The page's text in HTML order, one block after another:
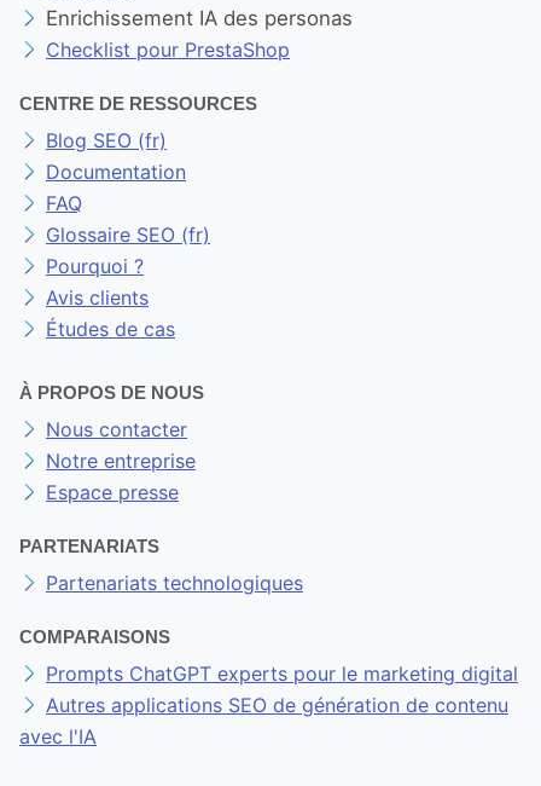
Enrichissement IA des personas
Checklist pour PrestaShop
CENTRE DE RESSOURCES
Blog SEO (fr)
Documentation
FAQ
Glossaire SEO (fr)
Pourquoi ?
Avis clients
Études de cas
À PROPOS DE NOUS
Nous contacter
Notre entreprise
Espace presse
PARTENARIATS
Partenariats technologiques
COMPARAISONS
Prompts ChatGPT experts pour le marketing digital
Autres applications SEO de génération de contenu
avec l'IA